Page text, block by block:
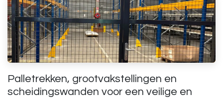
Palletrekken, grootvakstellingen en
scheidingswanden voor een veilige en